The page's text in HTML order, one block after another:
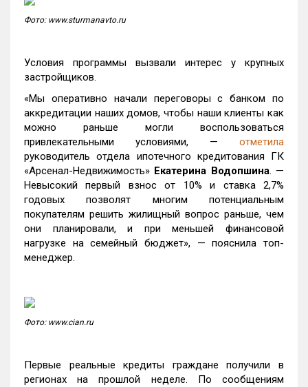
Фото: www.sturmanavto.ru
Условия программы вызвали интерес у крупных
застройщиков.
«Мы оперативно начали переговоры с банком по
аккредитации наших домов, чтобы наши клиенты как
можно раньше могли воспользоваться
привлекательными условиями, — отметила
руководитель отдела ипотечного кредитования ГК
«Арсенал-Недвижимость» Екатерина Водопшина. —
Невысокий первый взнос от 10% и ставка 2,7%
годовых позволят многим потенциальным
покупателям решить жилищный вопрос раньше, чем
они планировали, и при меньшей финансовой
нагрузке на семейный бюджет», — пояснила топ-
менеджер.
Фото: www.cian.ru
Первые реальные кредиты граждане получили в
регионах на прошлой неделе. По сообщениям